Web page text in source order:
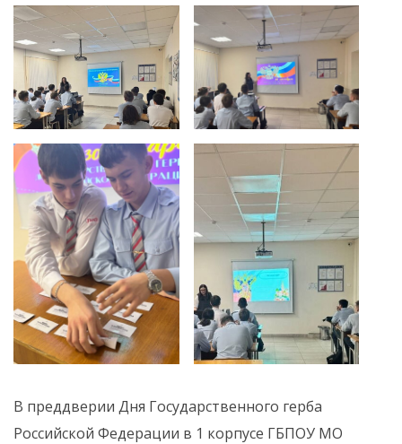
В преддверии Дня Государственного герба
Российской Федерации в 1 корпусе ГБПОУ МО